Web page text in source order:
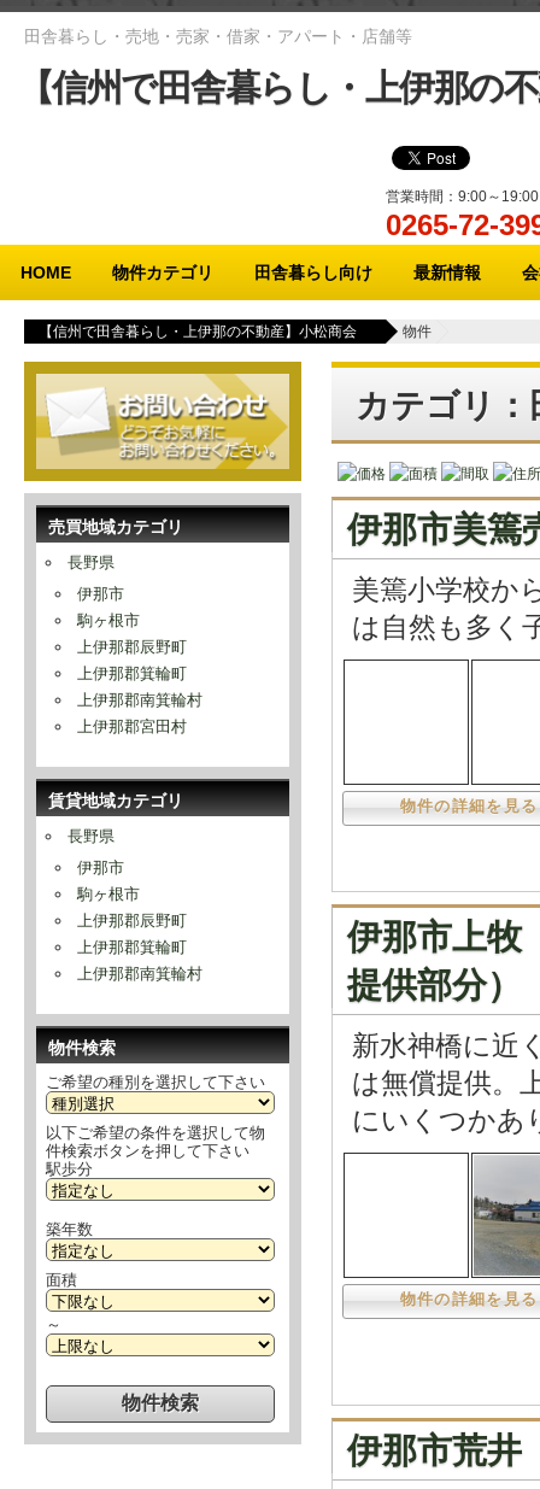
田舎暮らし・売地・売家・借家・アパート・店舗等
【信州で田舎暮らし・上伊那の
営業時間：9:00～
0265-72-
HOME 物件カテゴリ 田舎暮らし向け 最新情報
【信州で田舎暮らし・上伊那の不動産】小松商会 物件
カテゴリ
価格 面積 間取 住所
伊那市美
美篶小学校か
は自然も多く
物件の詳細を見る
伊那市上
提供部分）
新水神橋に近
は無償提供。
にいくつかあ
物件の詳細を見る
伊那市
売買地域カテゴリ
長野県
伊那市
駒ヶ根市
上伊那郡辰野町
上伊那郡箕輪町
上伊那郡南箕輪村
上伊那郡宮田村
賃貸地域カテゴリ
長野県
伊那市
駒ヶ根市
上伊那郡辰野町
上伊那郡箕輪町
上伊那郡南箕輪村
物件検索
ご希望の種別を選択して下さい
以下ご希望の条件を選択して物
件検索ボタンを押して下さい
駅歩分
築年数
面積
～